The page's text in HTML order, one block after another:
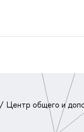
Центр общего и